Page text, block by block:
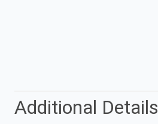
Additional Details